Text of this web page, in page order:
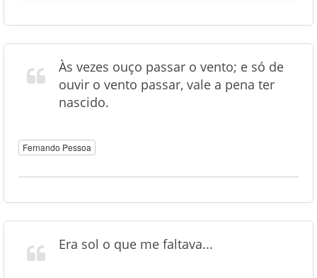
Às vezes ouço passar o vento; e só de
ouvir o vento passar, vale a pena ter
nascido.
Fernando Pessoa
Era sol o que me faltava...